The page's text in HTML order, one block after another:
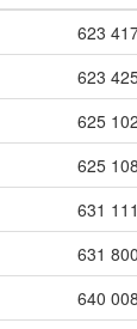
623
623
625
625
631
631
640